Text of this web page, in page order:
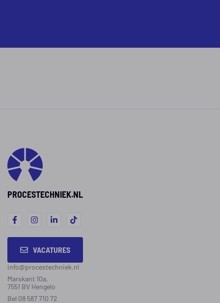
PROCESTECHNIEK.NL
VACATURES
info@procestechniek.nl
Marskant 10a,
7551 BV Hengelo
Bel 08 587 710 72